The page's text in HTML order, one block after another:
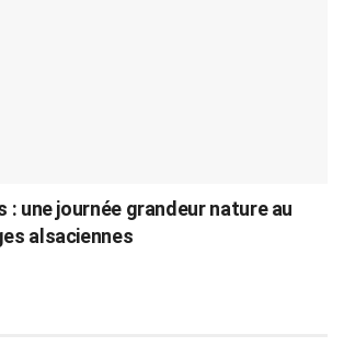
: une journée grandeur nature au
alsaciennes